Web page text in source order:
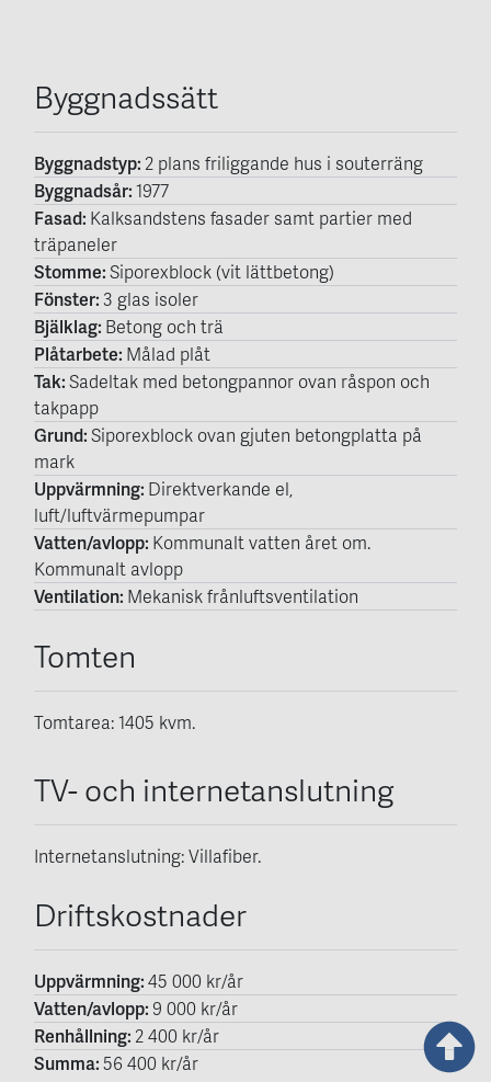
Byggnadssätt
Byggnadstyp: 2 plans friliggande hus i souterräng
Byggnadsår:1977
Fasad: Kalksandstens fasader samt partier med
träpaneler
Stomme:Siporexblock (vit lättbetong)
Fönster:3 glas isoler
Bjälklag: Betong och trä
Plåtarbete: Målad plåt
Tak:Sadeltak med betongpannor ovan råspon och
takpapp
Grund:Siporexblock ovan gjuten betongplatta på
mark
Uppvärmning: Direktverkande el,
luft/luftvärmepumpar
Vatten/avlopp: Kommunalt vatten året om.
Kommunalt avlopp
Ventilation: Mekanisk frånluftsventilation
Tomten
Tomtarea: 1405 kvm.
TV- och internetanslutning
Internetanslutning: Villafiber.
Driftskostnader
Uppvärmning:45 000 kr/år
Vatten/avlopp: 9 000 kr/år
Renhållning: 2 400 kr/år
Summa:56 400 kr/år